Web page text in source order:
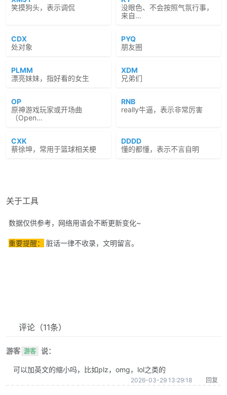
笑摸狗头，表示调侃
没眼色、不会按照气氛行事，
来自...
CDX
处对象
PYQ
朋友圈
PLMM
漂亮妹妹，指好看的女生
XDM
兄弟们
OP
原神游戏玩家或开场曲
（Open...
RNB
really牛逼，表示非常厉害
CXK
蔡徐坤，常用于篮球相关梗
DDDD
懂的都懂，表示不言自明
关于工具
数据仅供参考，网络用语会不断更新变化~
重要提醒： 脏话一律不收录，文明留言。
评论 （11条）
游客 游客 说：
可以加英文的缩小吗，比如plz，omg，lol之类的
2026-03-29 13:29:18 回复